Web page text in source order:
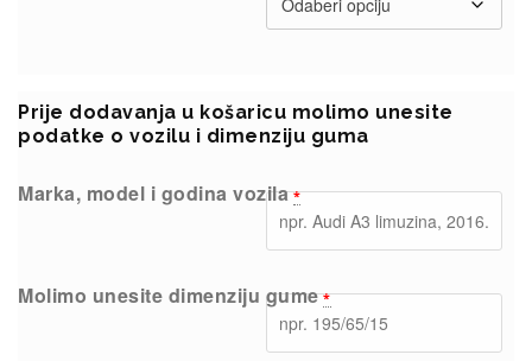
Prije dodavanja u košaricu molimo unesite
podatke o vozilu i dimenziju guma
Marka, model i godina vozila *
Molimo unesite dimenziju gume *